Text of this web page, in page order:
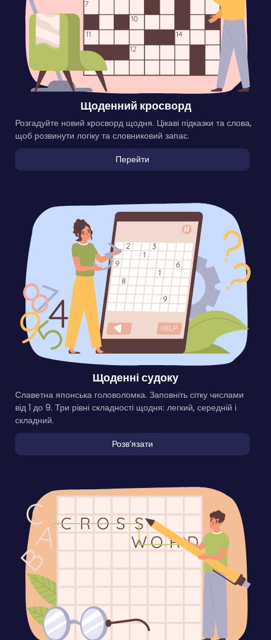
Щоденний кросворд
Розгадуйте новий кросворд щодня. Цікаві підказки та слова,
щоб розвинути логіку та словниковий запас.
Перейти
Щоденні судоку
Славетна японська головоломка. Заповніть сітку числами
від 1 до 9. Три рівні складності щодня: легкий, середній і
складний.
Розвʼязати